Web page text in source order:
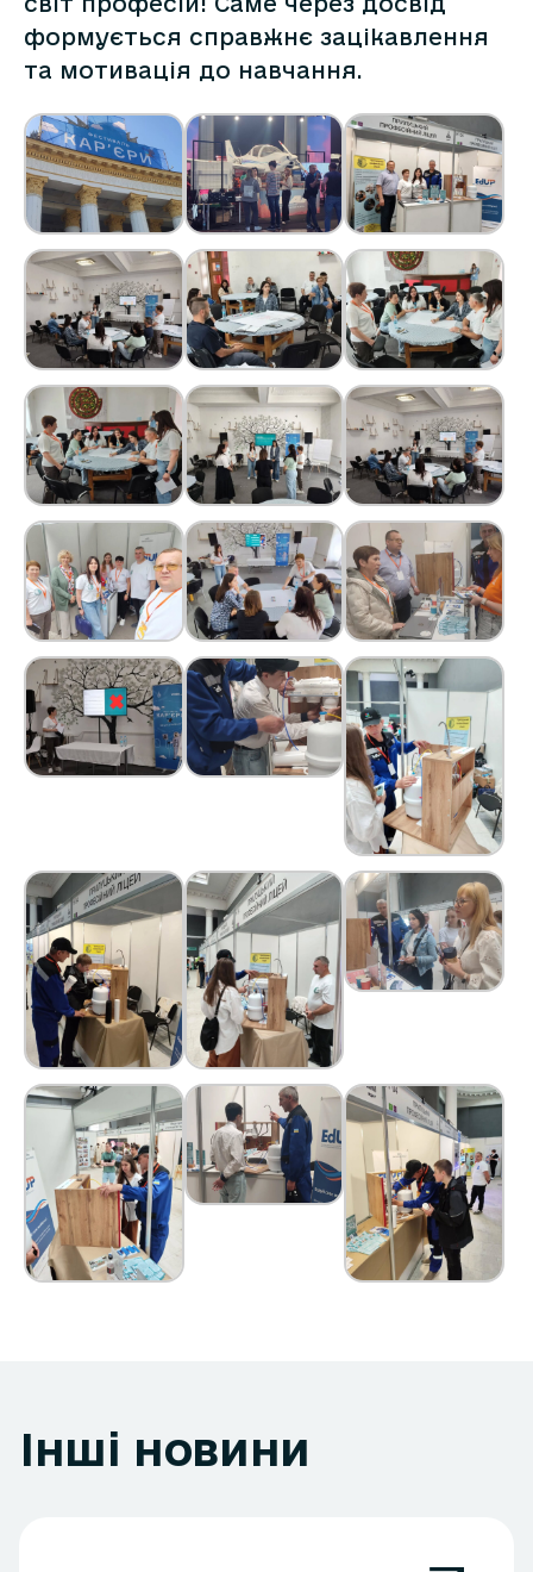
формується справжнє зацікавлення
та мотивація до навчання.
Інші новини